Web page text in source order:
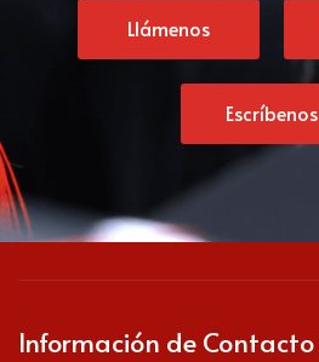
Llámenos
Escríbenos
Información de Contacto